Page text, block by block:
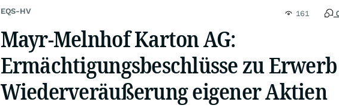
EQS-HV 161
Mayr-Melnhof Karton AG:
Ermächtigungsbeschlüsse zu
Wiederveräußerung eigener Aktien